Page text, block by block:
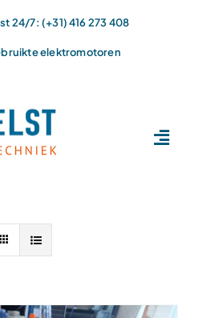
24/7: (+31) 416 273 408
elektromotoren
leveren wij